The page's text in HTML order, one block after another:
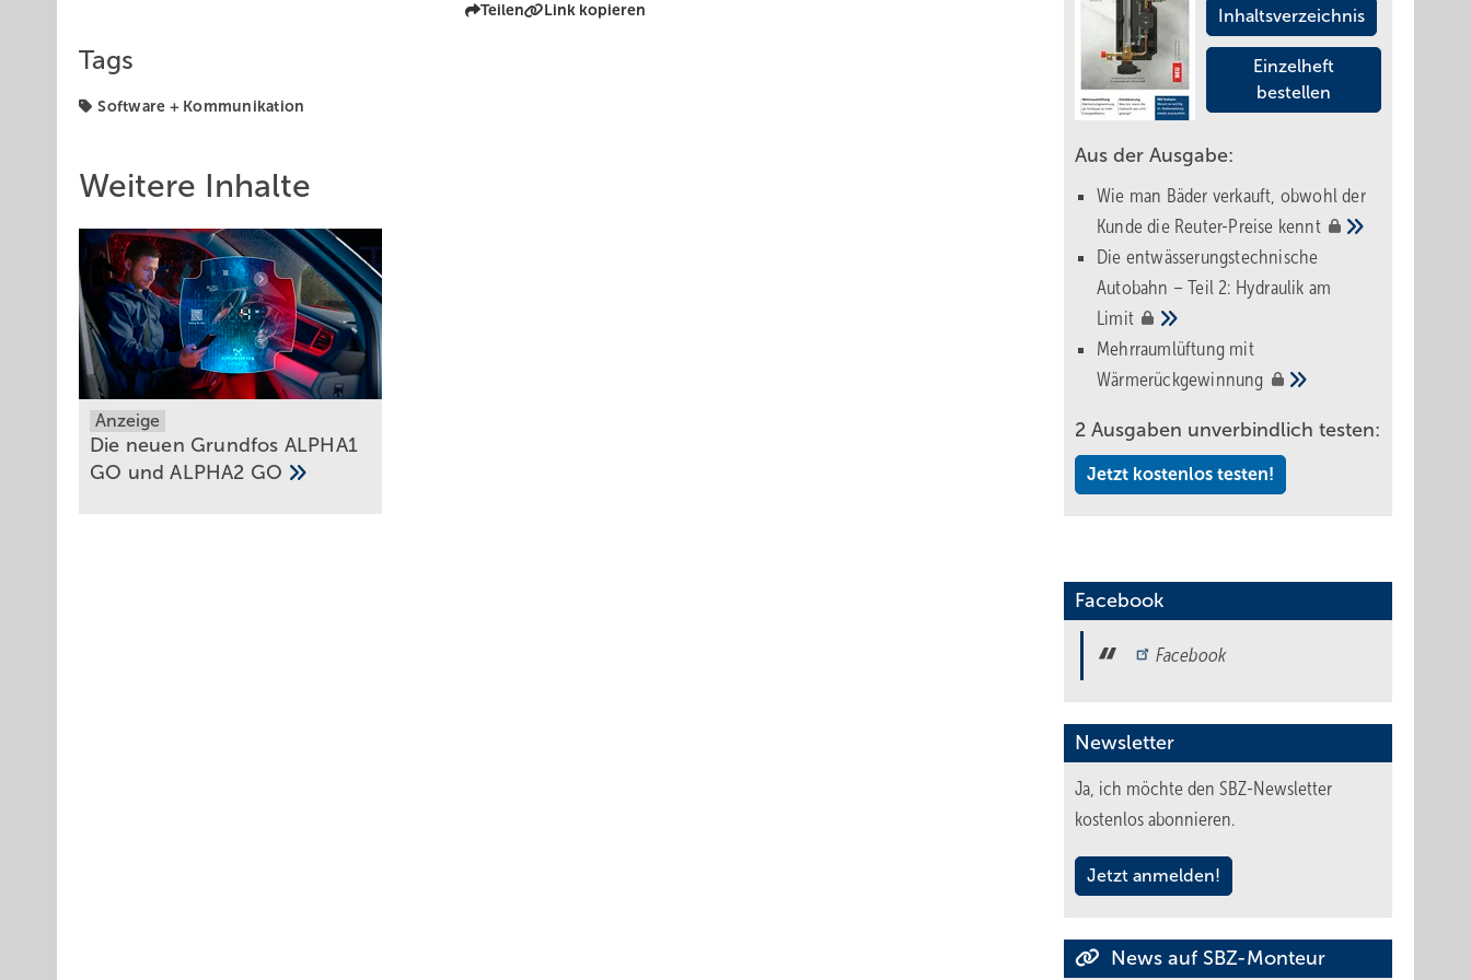
Teilen Link kopieren
Tags
Software + Kommunikation
Weitere Inhalte
Anzeige
Die neuen Grundfos ALPHA1
GO und ALPHA2 GO
Inhaltsverzeichnis
Einzelheft
bestellen
Aus der Ausgabe:
Wie man Bäder verkauft, obwohl der
Kunde die Reuter-Preise kennt
Die entwässerungstechnische
Autobahn – Teil 2: Hydraulik am
Limit
Mehrraumlüftung mit
Wärmerückgewinnung
2 Ausgaben unverbindlich testen:
Jetzt kostenlos testen!
Facebook
Facebook
Newsletter
Ja, ich möchte den SBZ-Newsletter
kostenlos abonnieren.
Jetzt anmelden!
News auf SBZ-Monteur